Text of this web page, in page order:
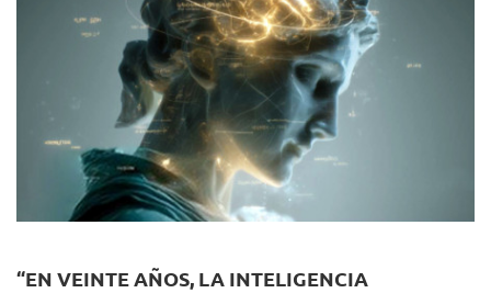
“EN VEINTE AÑOS, LA INTELIGENCIA